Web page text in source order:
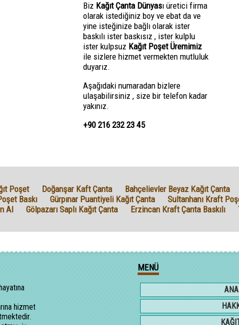
Biz Kağıt Çanta Dünyası üretici firma
olarak istediğiniz boy ve ebat da ve
yine isteğinize bağlı olarak ister
baskılı ister baskısız , ister kulplu
ister kulpsuz Kağıt Poşet Üremimiz
ile sizlere hizmet vermekten mutluluk
duyarız.
Aşağıdaki numaradan bizlere
ulaşabilirsiniz , size bir telefon kadar
yakınız.
+90 216 232 23 45
Poşet Doğanşar Kaft Çanta Bahçelievler Beyaz Kağıt Çanta
Baskı
Gürpınar Puantiyeli Kağıt Çanta Sultanhanı Kraft
Al
Gölpazarı Saplı Kağıt Çanta Erzincan Kraft Çanta Baskılı
hizmet
MENÜ